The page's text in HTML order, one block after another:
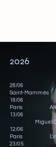
2026
28/06
Saint-Mammès
18/06
Paris Alexis
13/
Miguel
12/06
Paris
23/